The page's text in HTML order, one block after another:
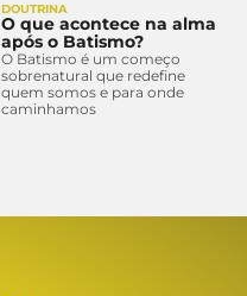
DOUTRINA
O que acontece na alma
após o Batismo?
O Batismo é um começo
sobrenatural que redefine
quem somos e para onde
caminhamos